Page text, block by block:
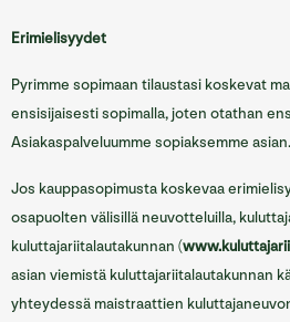
Erimielisyydet
Pyrimme sopimaan tilaustasi koskevat
ensisijaisesti sopimalla, joten otathan
Asiakaspalveluumme sopiaksemme asian.
Jos kauppasopimusta koskevaa
osapuolten välisillä neuvotteluilla,
kuluttajariitalautakunnan (
asian viemistä kuluttajariitalautakunnan
yhteydessä maistraattien